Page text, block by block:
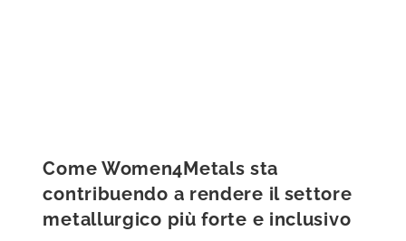
Come Women4Metals sta
contribuendo a rendere il settore
metallurgico più forte e inclusivo